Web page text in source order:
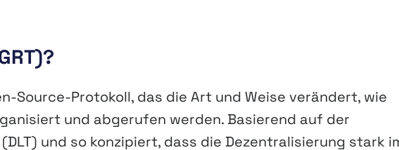
Source-Protokoll, das die Art und Weise verändert, wie
und abgerufen werden. Basierend auf der
und so konzipiert, dass die Dezentralisierung stark